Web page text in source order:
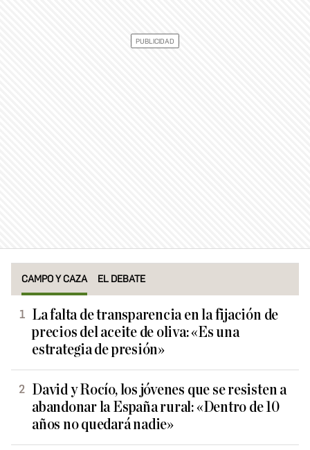
CAMPO Y CAZA EL DEBATE
La falta de transparencia en la fijación de
precios del aceite de oliva: «Es una
estrategia de presión»
David y Rocío, los jóvenes que se resisten a
abandonar la España rural: «Dentro de 10
años no quedará nadie»